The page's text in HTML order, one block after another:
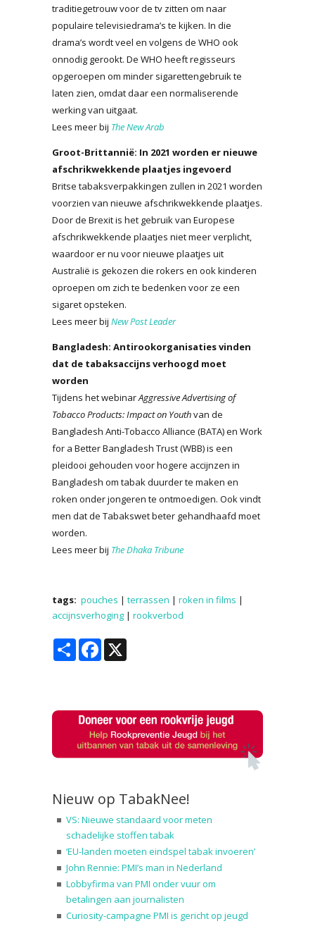
traditiegetrouw voor de tv zitten om naar
populaire televisiedrama’s te kijken. In die
drama’s wordt veel en volgens de WHO ook
onnodig gerookt. De WHO heeft regisseurs
opgeroepen om minder sigarettengebruik te
laten zien, omdat daar een normaliserende
werking van uitgaat.
Lees meer bij The New Arab
Groot-Brittannië: In 2021 worden er nieuwe
afschrikwekkende plaatjes ingevoerd
Britse tabaksverpakkingen zullen in 2021 worden
voorzien van nieuwe afschrikwekkende plaatjes.
Door de Brexit is het gebruik van Europese
afschrikwekkende plaatjes niet meer verplicht,
waardoor er nu voor nieuwe plaatjes uit
Australië is gekozen die rokers en ook kinderen
oproepen om zich te bedenken voor ze een
sigaret opsteken.
Lees meer bij New Post Leader
Bangladesh: Antirookorganisaties vinden
dat de tabaksaccijns verhoogd moet
worden
Tijdens het webinarAggressive Advertising of
Tobacco Products: Impact on Youthvan de
Bangladesh Anti-Tobacco Alliance (BATA) en Work
for a Better Bangladesh Trust (WBB) is een
pleidooi gehouden voor hogere accijnzen in
Bangladesh om tabak duurder te maken en
roken onder jongeren te ontmoedigen. Ook vindt
men dat de Tabakswet beter gehandhaafd moet
worden.
Lees meer bij The Dhaka Tribune
tags: pouches | terrassen | roken in films |
accijnsverhoging | rookverbod
Share Facebook
Nieuw op TabakNee!
VS: Nieuwe standaard voor meten
schadelijke stoffen tabak
‘EU-landen moeten eindspel tabak invoeren’
John Rennie: PMI’s man in Nederland
Lobbyfirma van PMI onder vuur om
betalingen aan journalisten
Curiosity-campagne PMI is gericht op jeugd